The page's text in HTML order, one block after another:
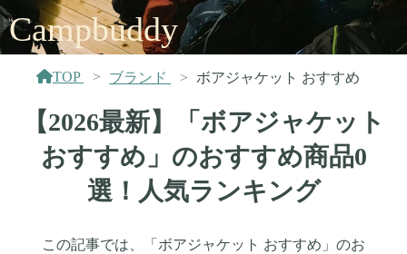
Campbuddy
TOP ブランド ボアジャケット おすすめ
【2026最新】「ボアジャケット
おすすめ」のおすすめ商品0
選！人気ランキング
この記事では、「ボアジャケット おすすめ」のお